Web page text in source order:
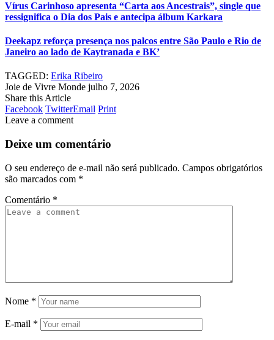
Vírus Carinhoso apresenta “Carta aos Ancestrais”, single que
ressignifica o Dia dos Pais e antecipa álbum Karkara
Deekapz reforça presença nos palcos entre São Paulo e Rio de
Janeiro ao lado de Kaytranada e BK’
TAGGED: Erika Ribeiro
Joie de Vivre Monde julho 7, 2026
Share this Article
Facebook TwitterEmail Print
Leave a comment
Deixe um comentário
O seu endereço de e-mail não será publicado. Campos obrigatórios
são marcados com *
Comentário *
Nome *
E-mail *